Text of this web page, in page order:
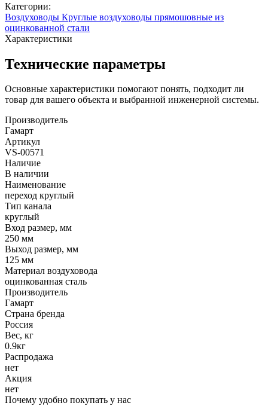
Категории:
Воздуховоды Круглые воздуховоды прямошовные из
оцинкованной стали
Характеристики
Технические параметры
Основные характеристики помогают понять, подходит ли
товар для вашего объекта и выбранной инженерной системы.
Производитель
Гамарт
Артикул
VS-00571
Наличие
В наличии
Наименование
переход круглый
Тип канала
круглый
Вход размер, мм
250 мм
Выход размер, мм
125 мм
Материал воздуховода
оцинкованная сталь
Производитель
Гамарт
Страна бренда
Россия
Вес, кг
0.9кг
Распродажа
нет
Акция
нет
Почему удобно покупать у нас